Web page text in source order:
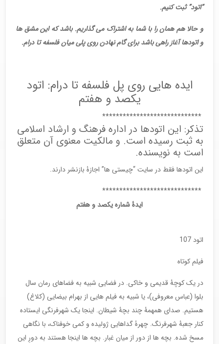
“اتود” ثبت کنیم.
و حالا هم همان را با شما به اشتراک می گذاریم. باشد که این مشق ها
و اتودها آغاز راهی باشد برای گام نهادن روی پلی میان فلسفه تا درام.
ایده هایی روی پل فلسفه تا درام: اتود
یکصد و هفتم
*****************************
تذکر: این اتودها در اداره فرهنگ و ارشاد اسلامی
به ثبت رسیده است. و مالکیت معنوی آن متعلق
است به نویسنده.
این اتودها فقط در سایت “چیستی ها” اجازۀ بازنشر دارند.
*****************************
ایدۀ شماره یکصد و هفتم
اتود 107
فیلم کوتاه
در یک کوچۀ قدیمی و خاکی. در فضایی شبیه به فضاهای رمان سال
بلوا (عباس معروفی)، یا شبیه به فیلم هایی از بهرام بیضایی (کلاغ)
هستیم. صدای همهمۀ چند بچۀ شیطان. اینجا یک شهرفرنگی ایستاده
کنار جعبۀ شهرفرنگ. چهرۀ گداهایی ژولیده و کمی خوفناک، با نگاهی
مسخ شده. بچه ها از دور از میان غبار. بچه ها اینجا هستند به دورِ این